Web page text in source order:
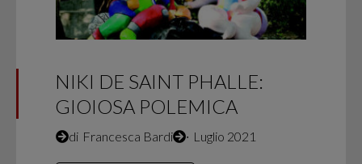
NIKI DE SAINT PHALLE:
GIOIOSA POLEMICA
di Francesca Bardi ∙ Luglio 2021